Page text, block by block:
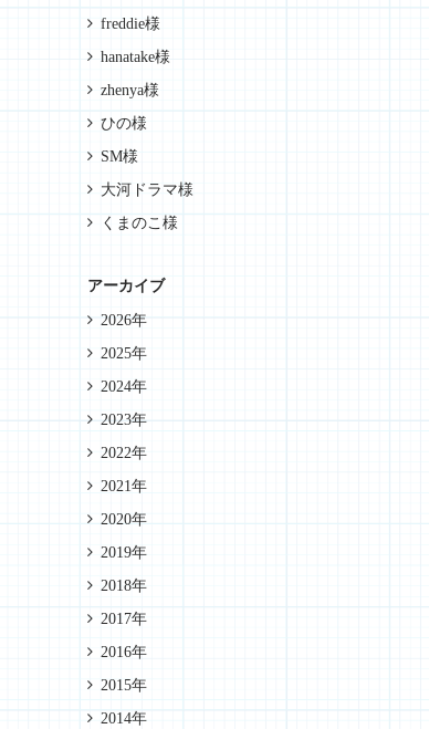
freddie様
hanatake様
zhenya様
ひの様
SM様
大河ドラマ様
くまのこ様
アーカイブ
2026年
2025年
2024年
2023年
2022年
2021年
2020年
2019年
2018年
2017年
2016年
2015年
2014年